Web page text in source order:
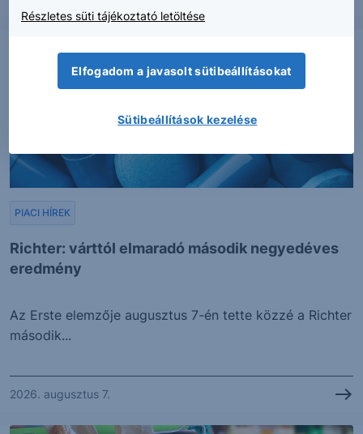
Richter: várttól elmaradó második negyedéves
eredmény
PIACI HÍREK
Az Erste elemzője augusztus 7-én tette közzé a Richter
második...
2026. augusztus 7.
Részletes süti tájékoztató letöltése
Elfogadom a javasolt sütibeállításokat
Sütibeállítások kezelése